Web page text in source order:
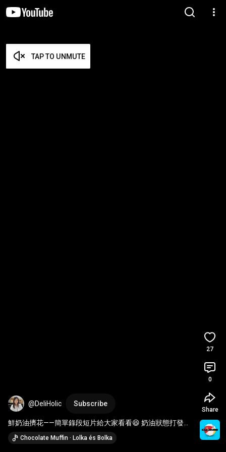
TAP TO UNMUTE
@DeliHolic Subscribe
鮮奶油擠花——簡單錄段短片給大家看看😆 奶油狀態打發得
對，擠起來就能感覺奶油堅挺有手感，既保持順滑推出又不
會過軟而不成形，擠出來的線條沒鋸齒沒毛邊
Chocolate Muffin · Lolka és Bolka
27
0
Share